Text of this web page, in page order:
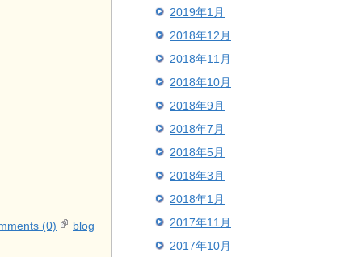
(0) blog
2019年1月
2018年12月
2018年11月
2018年10月
2018年9月
2018年7月
2018年5月
2018年3月
2018年1月
2017年11月
2017年10月